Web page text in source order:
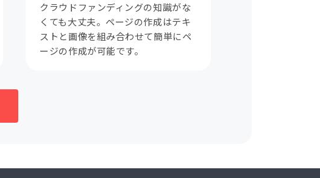
クラウドファンディングの知識がな
くても大丈夫。ページの作成はテキ
ストと画像を組み合わせて簡単にペ
ージの作成が可能です。